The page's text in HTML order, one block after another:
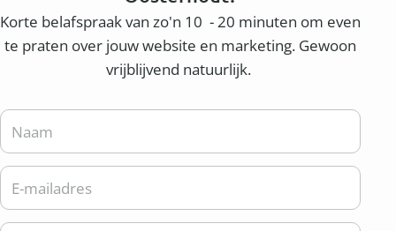
Korte belafspraak van zo'n 10 - 20 minuten om even
te praten over jouw website en marketing. Gewoon
vrijblijvend natuurlijk.